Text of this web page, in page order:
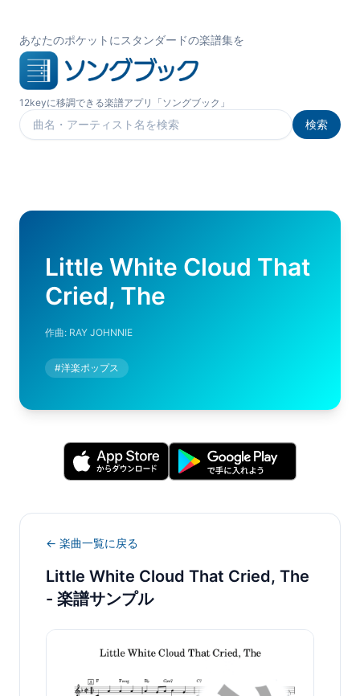
あなたのポケットにスタンダードの楽譜集を
12keyに移調できる楽譜アプリ「ソングブック」
楽曲を検索
検索
Little White Cloud That
Cried, The
作曲: RAY JOHNNIE
#洋楽ポップス
← 楽曲一覧に戻る
Little White Cloud That Cried, The
- 楽譜サンプル